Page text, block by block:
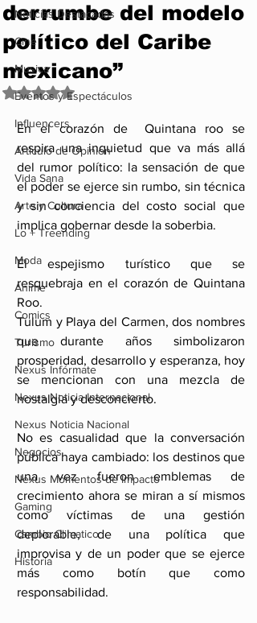
Noticias Destacadas
Cine
Musica
Eventos y Espectáculos
Influencers
Articulo de Opinion
Vida Sana
Arte y Cultura
Lo + Treending
Moda
Anime
Comics
Turismo
Nexus Infórmate
Nexus Noticia Internacional
Nexus Noticia Nacional
Negocios
Nexus Momentos de Impacto
Gaming
Cambio Climatico
Historia
derrumbe del modelo
político del Caribe
mexicano”
Obtuvo NaN de 5 estrellas.
En el corazón de  Quintana roo se
respira una inquietud que va más allá
del rumor político: la sensación de que
el poder se ejerce sin rumbo, sin técnica
y sin conciencia del costo social que
implica gobernar desde la soberbia.
El espejismo turístico que se
resquebraja en el corazón de Quintana
Roo.
Tulum y Playa del Carmen, dos nombres
que durante años simbolizaron
prosperidad, desarrollo y esperanza, hoy
se mencionan con una mezcla de
nostalgia y desconcierto.
No es casualidad que la conversación
pública haya cambiado: los destinos que
una vez fueron emblemas de
crecimiento ahora se miran a sí mismos
como víctimas de una gestión
deplorable, de una política que
improvisa y de un poder que se ejerce
más como botín que como
responsabilidad.